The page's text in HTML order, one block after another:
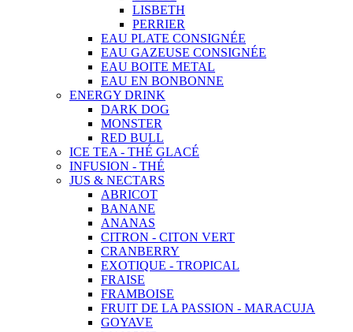
LISBETH
PERRIER
EAU PLATE CONSIGNÉE
EAU GAZEUSE CONSIGNÉE
EAU BOITE METAL
EAU EN BONBONNE
ENERGY DRINK
DARK DOG
MONSTER
RED BULL
ICE TEA - THÉ GLACÉ
INFUSION - THÉ
JUS & NECTARS
ABRICOT
BANANE
ANANAS
CITRON - CITON VERT
CRANBERRY
EXOTIQUE - TROPICAL
FRAISE
FRAMBOISE
FRUIT DE LA PASSION - MARACUJA
GOYAVE